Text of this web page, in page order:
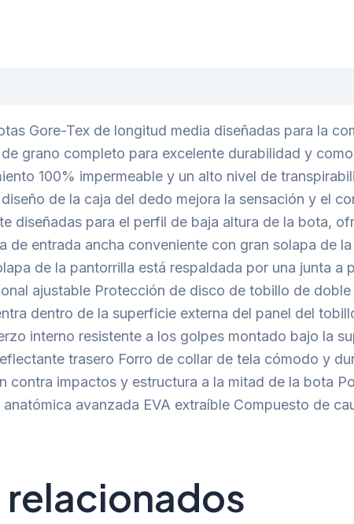
Gore-Tex de longitud media diseñadas para la
grano completo para excelente durabilidad y
100% impermeable y un alto nivel de
de la caja del dedo mejora la sensación y el
diseñadas para el perfil de baja altura de la bota,
de entrada ancha conveniente con gran solapa de
de la pantorrilla está respaldada por una junta
ajustable Protección de disco de tobillo de
dentro de la superficie externa del panel del
interno resistente a los golpes montado bajo la
trasero Forro de collar de tela cómodo y
contra impactos y estructura a la mitad de la bota
avanzada EVA extraíble Compuesto de